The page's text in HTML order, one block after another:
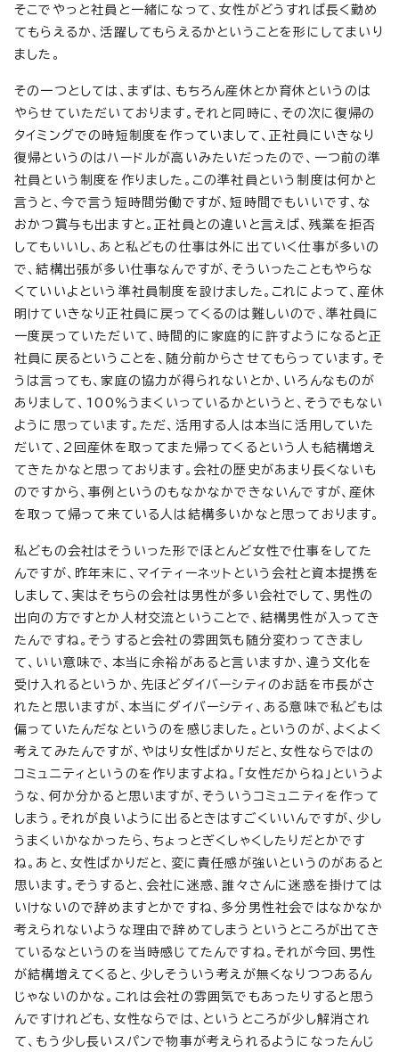
そこでやっと社員と一緒になって、女性がどうすれば長く勤め
てもらえるか、活躍してもらえるかということを形にしてまいり
ました。
その一つとしては、まずは、もちろん産休とか育休というのは
やらせていただいております。それと同時に、その次に復帰の
タイミングでの時短制度を作っていまして、正社員にいきなり
復帰というのはハードルが高いみたいだったので、一つ前の準
社員という制度を作りました。この準社員という制度は何かと
言うと、今で言う短時間労働ですが、短時間でもいいです、な
おかつ賞与も出ますと。正社員との違いと言えば、残業を拒否
してもいいし、あと私どもの仕事は外に出ていく仕事が多いの
で、結構出張が多い仕事なんですが、そういったこともやらな
くていいよという準社員制度を設けました。これによって、産休
明けていきなり正社員に戻ってくるのは難しいので、準社員に
一度戻っていただいて、時間的に家庭的に許すようになると正
社員に戻るということを、随分前からさせてもらっています。そ
うは言っても、家庭の協力が得られないとか、いろんなものが
ありまして、100％うまくいっているかというと、そうでもない
ように思っています。ただ、活用する人は本当に活用していた
だいて、2回産休を取ってまた帰ってくるという人も結構増え
てきたかなと思っております。会社の歴史があまり長くないも
のですから、事例というのもなかなかできないんですが、産休
を取って帰って来ている人は結構多いかなと思っております。
私どもの会社はそういった形でほとんど女性で仕事をしてた
んですが、昨年末に、マイティーネットという会社と資本提携を
しまして、実はそちらの会社は男性が多い会社でして、男性の
出向の方ですとか人材交流ということで、結構男性が入ってき
たんですね。そうすると会社の雰囲気も随分変わってきまし
て、いい意味で、本当に余裕があると言いますか、違う文化を
受け入れるというか、先ほどダイバーシティのお話を市長がさ
れたと思いますが、本当にダイバーシティ、ある意味で私どもは
偏っていたんだなというのを感じました。というのが、よくよく
考えてみたんですが、やはり女性ばかりだと、女性ならではの
コミュニティというのを作りますよね。「女性だからね」というよ
うな、何か分かると思いますが、そういうコミュニティを作って
しまう。それが良いように出るときはすごくいいんですが、少し
うまくいかなかったら、ちょっとぎくしゃくしたりだとかです
ね。あと、女性ばかりだと、変に責任感が強いというのがあると
思います。そうすると、会社に迷惑、誰々さんに迷惑を掛けては
いけないので辞めますとかですね、多分男性社会ではなかなか
考えられないような理由で辞めてしまうというところが出てき
ているなというのを当時感じてたんですね。それが今回、男性
が結構増えてくると、少しそういう考えが無くなりつつあるん
じゃないのかな。これは会社の雰囲気でもあったりすると思う
んですけれども、女性ならでは、というところが少し解消され
て、もう少し長いスパンで物事が考えられるようになったんじ